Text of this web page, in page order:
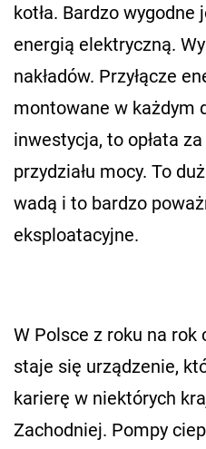
kotła. Bardzo
energią elektryczną.
nakładów. Przyłącze
montowane w każdym
inwestycja, to opłata
przydziału mocy. To
wadą i to bardzo
eksploatacyjne.
W Polsce z roku na rok
staje się urządzenie,
karierę w niektórych
Zachodniej. Pompy